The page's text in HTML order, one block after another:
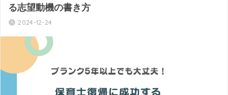
る志望動機の書き方
2024-12-24